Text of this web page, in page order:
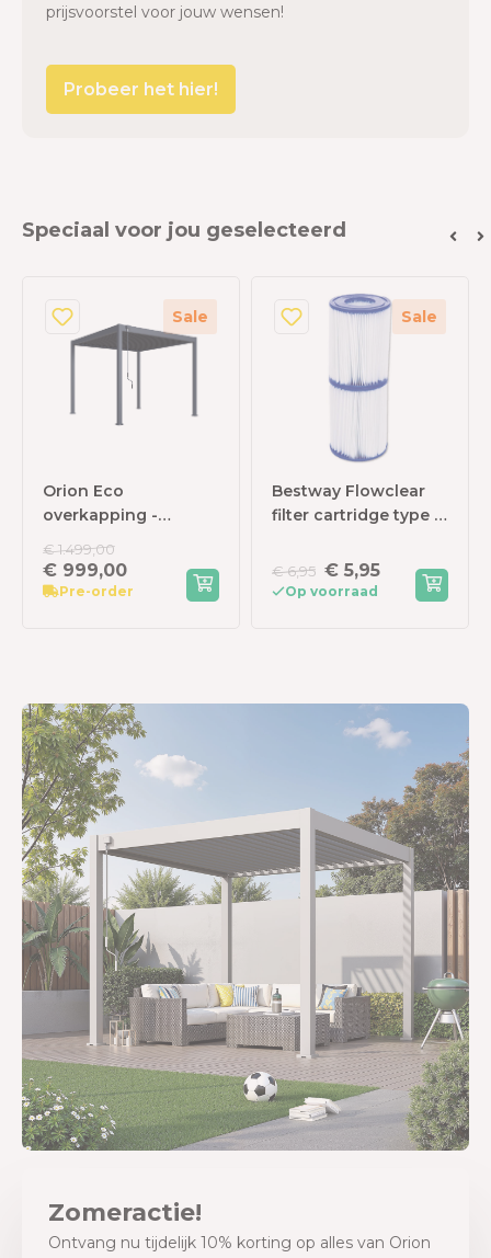
prijsvoorstel voor jouw wensen!
Probeer het hier!
Speciaal voor jou geselecteerd
Sale
Orion Eco
overkapping -
Antraciet
€ 999,00
€ 1.499,00
Pre-order
Sale
Bestway Flowclear
filter cartridge type 2
€ 5,95
€ 6,95
Op voorraad
Zomeractie!
Ontvang nu tijdelijk 10% korting op alles van Orion